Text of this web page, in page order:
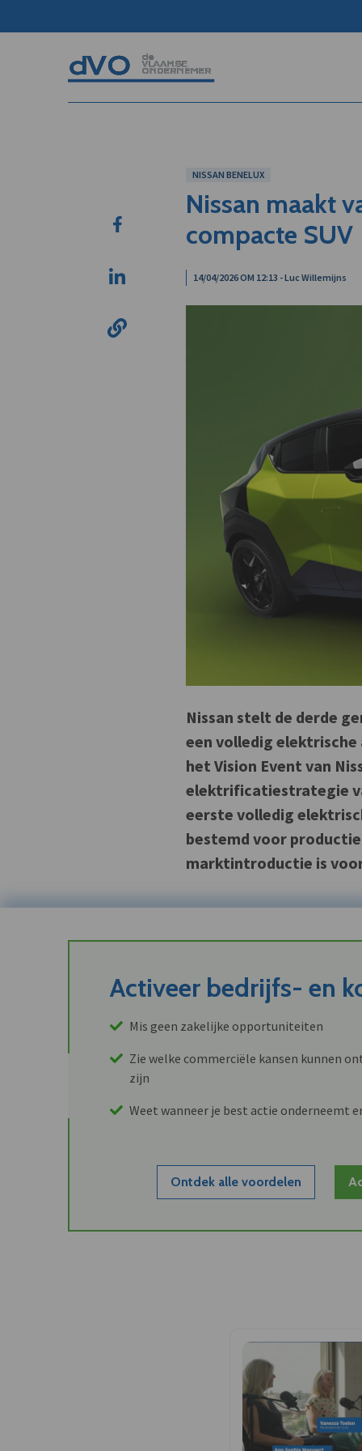
NISSAN BENELUX
Nissan maakt
compacte SUV
14/04/2026 OM 12:13 - Luc Willemijns
Nissan stelt de derde
een volledig elektrische
het Vision Event van
elektrificatiestrategie
eerste volledig
bestemd voor
marktintroductie is
Activeer bedrijfs- en
Mis geen zakelijke opportuniteiten
Zie welke commerciële kansen kunnen
zijn
Weet wanneer je best actie onderneemt
Ontdek alle voordelen